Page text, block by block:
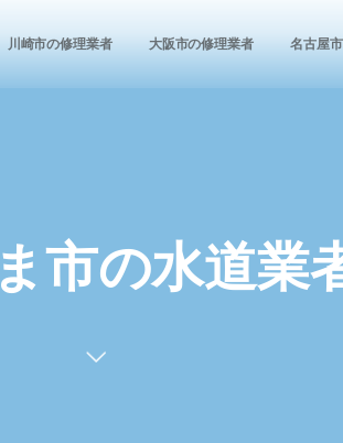
川崎市の修理業者 大阪市の修理業者 名古屋
市の水道業